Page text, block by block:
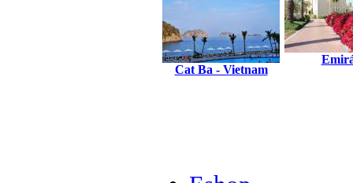
Cat Ba - Vietnam